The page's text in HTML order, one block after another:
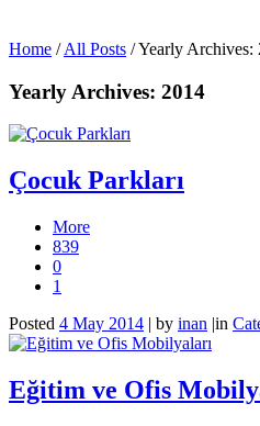
Home /All Posts /Yearly Archives:
Yearly Archives: 2014
Çocuk Parkları
More
839
0
1
Posted 4 May 2014 | by inan |in
Eğitim ve Ofis